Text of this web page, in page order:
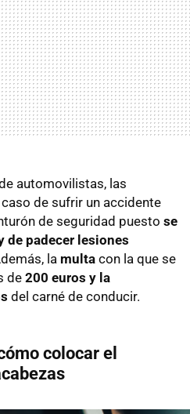
automovilistas, las
de sufrir un accidente
de seguridad puesto se
de padecer lesiones
la multa con la que se
de 200 euros y la
del carné de conducir.
colocar el